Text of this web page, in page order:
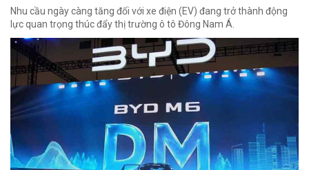
Nhu cầu ngày càng tăng đối với xe điện (EV) đang trở thành động
lực quan trọng thúc đẩy thị trường ô tô Đông Nam Á.